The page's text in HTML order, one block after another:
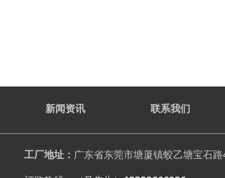
新闻资讯 联系我们
工厂地址： 广东省东莞市塘厦镇蛟乙塘宝石